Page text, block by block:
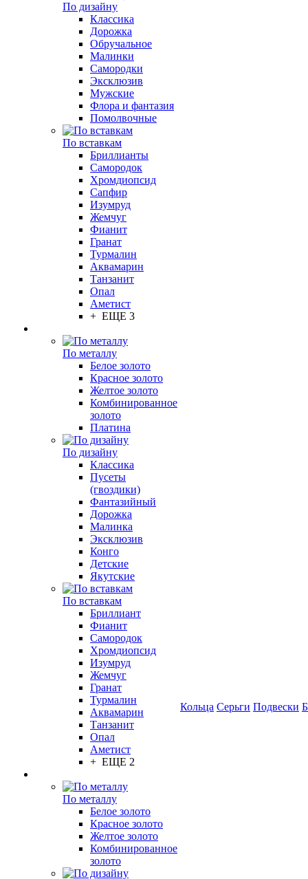
По дизайну
Классика
Дорожка
Обручальное
Малинки
Самородки
Эксклюзив
Мужские
Флора и фантазия
Помолвочные
По вставкам
Бриллианты
Самородок
Хромдиопсид
Сапфир
Изумруд
Жемчуг
Фианит
Гранат
Турмалин
Аквамарин
Танзанит
Опал
Аметист
+ ЕЩЕ 3
По металлу
Белое золото
Красное золото
Желтое золото
Комбинированное
золото
Платина
По дизайну
Классика
Пусеты
(гвоздики)
Фантазийный
Дорожка
Малинка
Эксклюзив
Конго
Детские
Якутские
По вставкам
Бриллиант
Фианит
Самородок
Хромдиопсид
Изумруд
Жемчуг
Гранат
Турмалин
Аквамарин
Танзанит
Опал
Аметист
+ ЕЩЕ 2
По металлу
Белое золото
Красное золото
Желтое золото
Комбинированное
золото
Кольца Серьги Подвески